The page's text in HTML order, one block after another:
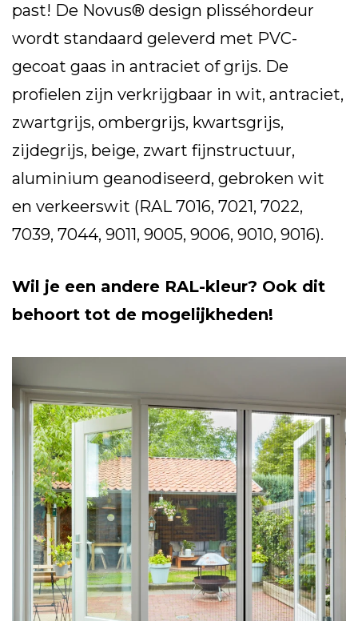
past! De Novus® design plisséhordeur
wordt standaard geleverd met PVC-
gecoat gaas in antraciet of grijs. De
profielen zijn verkrijgbaar in wit, antraciet,
zwartgrijs, ombergrijs, kwartsgrijs,
zijdegrijs, beige, zwart fijnstructuur,
aluminium geanodiseerd, gebroken wit
en verkeerswit (RAL 7016, 7021, 7022,
7039, 7044, 9011, 9005, 9006, 9010, 9016).
Wil je een andere RAL-kleur? Ook dit
behoort tot de mogelijkheden!